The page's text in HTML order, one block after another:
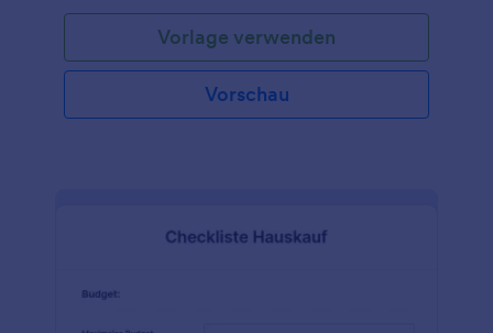
Vorlage verwenden
Vorschau